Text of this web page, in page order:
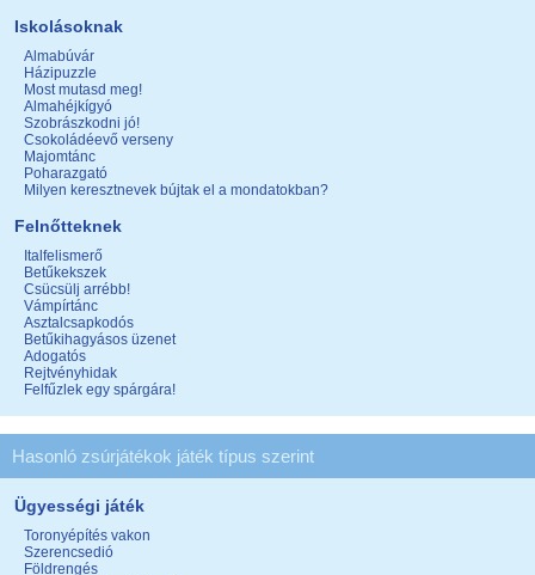
Iskolásoknak
Almabúvár
Házipuzzle
Most mutasd meg!
Almahéjkígyó
Szobrászkodni jó!
Csokoládéevő verseny
Majomtánc
Poharazgató
Milyen keresztnevek bújtak el a mondatokban?
Felnőtteknek
Italfelismerő
Betűkekszek
Csücsülj arrébb!
Vámpírtánc
Asztalcsapkodós
Betűkihagyásos üzenet
Adogatós
Rejtvényhidak
Felfűzlek egy spárgára!
Hasonló zsúrjátékok játék típus szerint
Ügyességi játék
Toronyépítés vakon
Szerencsedió
Földrengés